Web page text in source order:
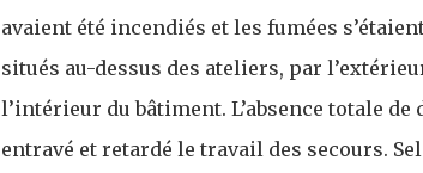
avaient été incendiés et les fumées
situés au-dessus des ateliers, par
l’intérieur du bâtiment. L’absence totale
entravé et retardé le travail des secours.